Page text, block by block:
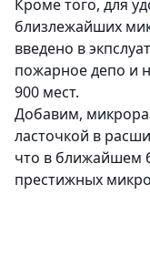
Кроме того, для
близлежайших
введено в
пожарное депо и
900 мест.
Добавим,
ласточкой в
что в ближайшем
престижных